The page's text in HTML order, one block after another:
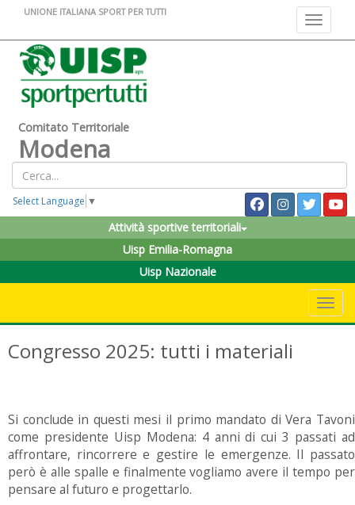
Toggle
UNIONE ITALIANA SPORT PER TUTTI
Comitato Territoriale
Modena
Select Language ▼
Attività sportive territoriali
Uisp Emilia-Romagna
Uisp Nazionale
Congresso 2025: tutti i materiali
Si conclude in questi mesi il primo mandato di Vera Tavoni
come presidente Uisp Modena: 4 anni di cui 3 passati ad
affrontare, rincorrere e gestire le emergenze. Il passato
però è alle spalle e finalmente vogliamo avere il tempo per
pensare al futuro e progettarlo.